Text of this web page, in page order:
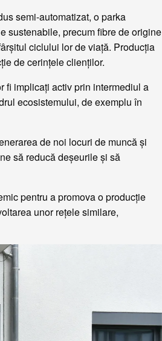
semi-automatizat, o parka
sustenabile, precum fibre de origine
ciclului lor de viață. Producția
de cerințele clienților.
fi implicați activ prin intermediul a
ecosistemului, de exemplu în
de noi locuri de muncă și
să reducă deșeurile și să
pentru a promova o producție
unor rețele similare,